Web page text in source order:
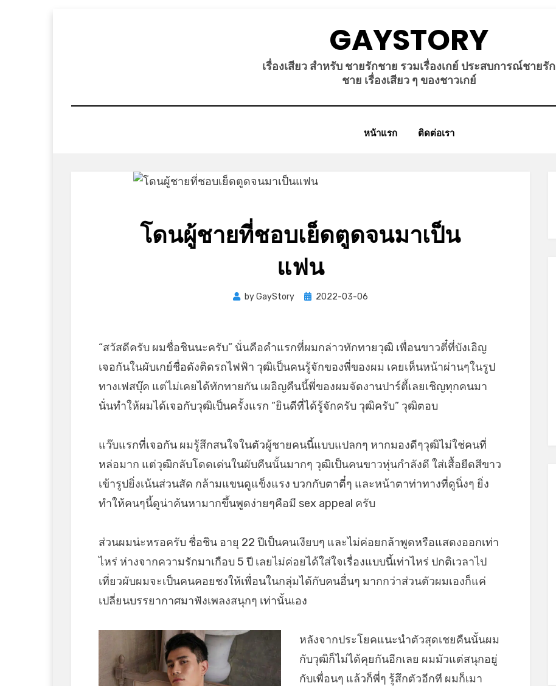
GAYSTORY
เรื่องเสียว สำหรับ ชายรักชาย รวมเรื่องเกย์ ประสบการณ์ชายรัก
ชาย เรื่องเสียว ๆ ของชาวเกย์
หน้าแรก ติดต่อเรา
โดนผู้ชายที่ชอบเย็ดตูดจนมาเป็น
แฟน
byGayStory
Posted
2022-03-06
“สวัสดีครับ ผมชื่อชินนะครับ” นั่นคือคำแรกที่ผมกล่าวทักทายวุฒิ เพื่อนขาวตี๋ที่บังเอิญ
เจอกันในผับเกย์ชื่อดังติดรถไฟฟ้า วุฒิเป็นคนรู้จักของพี่ของผม เคยเห็นหน้าผ่านๆในรูป
ทางเฟสบุ๊ค แต่ไม่เคยได้ทักทายกัน เผอิญคืนนี้พี่ของผมจัดงานปาร์ตี้เลยเชิญทุกคนมา
นั่นทำให้ผมได้เจอกับวุฒิเป็นครั้งแรก “ยินดีที่ได้รู้จักครับ วุฒิครับ” วุฒิตอบ
แว๊บแรกที่เจอกัน ผมรู้สึกสนใจในตัวผู้ชายคนนี้แบบแปลกๆ หากมองดีๆวุฒิไม่ใช่คนที่
หล่อมาก แต่วุฒิกลับโดดเด่นในผับคืนนั้นมากๆ วุฒิเป็นคนขาวหุ่นกำลังดี ใส่เสื้อยืดสีขาว
เข้ารูปยิ่งเน้นส่วนสัด กล้ามแขนดูแข็งแรง บวกกับตาตี๋ๆ และหน้าตาท่าทางที่ดูนิ่งๆ ยิ่ง
ทำให้คนๆนี้ดูน่าค้นหามากขึ้นพูดง่ายๆคือมี sex appeal ครับ
ส่วนผมน่ะหรอครับ ชื่อชิน อายุ 22 ปีเป็นคนเงียบๆ และไม่ค่อยกล้าพูดหรือแสดงออกเท่า
ไหร่ ห่างจากความรักมาเกือบ 5 ปี เลยไม่ค่อยได้ใส่ใจเรื่องแบบนี้เท่าไหร่ ปกติเวลาไป
เที่ยวผับผมจะเป็นคนคอยชงให้เพื่อนในกลุ่มได้กับคนอื่นๆ มากกว่าส่วนตัวผมเองก็แค่
เปลี่ยนบรรยากาศมาฟังเพลงสนุกๆ เท่านั้นเอง
หลังจากประโยคแนะนำตัวสุดเชยคืนนั้นผม
กับวุฒิก็ไม่ได้คุยกันอีกเลย ผมมัวแต่สนุกอยู่
กับเพื่อนๆ แล้วก็พี่ๆ รู้สึกตัวอีกที ผมก็เมา